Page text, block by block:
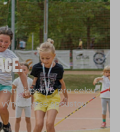
a máš pohyb pro celou
a se spoustou